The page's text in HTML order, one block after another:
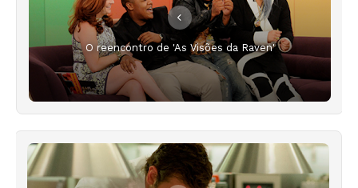
O reencontro de 'As Visões da Raven'